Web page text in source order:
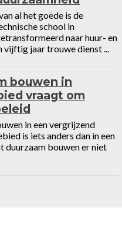
al het goede is de
school in
naar huur- en
vijftig jaar trouwe dienst ...
bouwen in
vraagt om
in een vergrijzend
is iets anders dan in een
bouwen er niet